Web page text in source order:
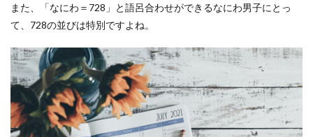
また、「なにわ＝728」と語呂合わせができるなにわ男子にとっ
て、728の並びは特別ですよね。